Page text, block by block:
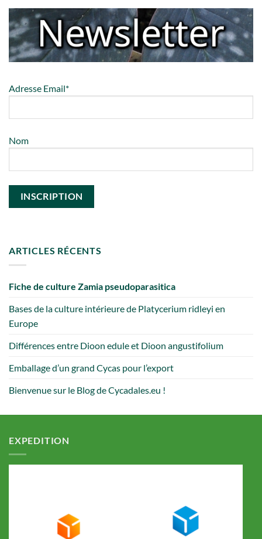
Adresse Email*
Nom
ARTICLES RÉCENTS
Fiche de culture Zamia pseudoparasitica
Bases de la culture intérieure de Platycerium ridleyi en
Europe
Différences entre Dioon edule et Dioon angustifolium
Emballage d’un grand Cycas pour l’export
Bienvenue sur le Blog de Cycadales.eu !
EXPEDITION